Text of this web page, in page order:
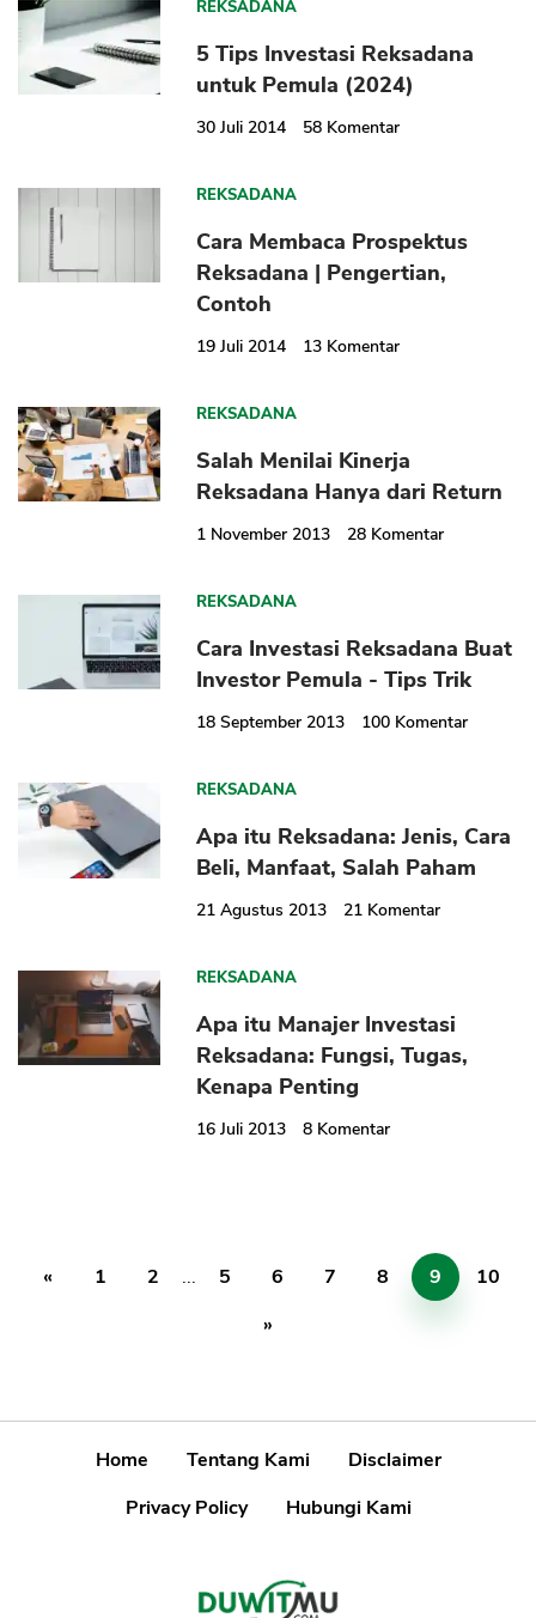
REKSADANA
5 Tips Investasi Reksadana
untuk Pemula (2024)
30 Juli 2014 58 Komentar
REKSADANA
Cara Membaca Prospektus
Reksadana | Pengertian,
Contoh
19 Juli 2014 13 Komentar
REKSADANA
Salah Menilai Kinerja
Reksadana Hanya dari Return
1 November 2013 28 Komentar
REKSADANA
Cara Investasi Reksadana Buat
Investor Pemula - Tips Trik
18 September 2013 100 Komentar
REKSADANA
Apa itu Reksadana: Jenis, Cara
Beli, Manfaat, Salah Paham
21 Agustus 2013 21 Komentar
REKSADANA
Apa itu Manajer Investasi
Reksadana: Fungsi, Tugas,
Kenapa Penting
16 Juli 2013 8 Komentar
« 1 2 ... 5 6 7 8 9
10
»
Home Tentang Kami
Disclaimer
Privacy Policy
Hubungi Kami